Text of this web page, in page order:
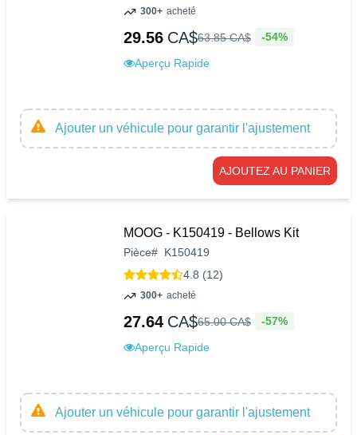
300+ acheté
29.56 CA$63.85CA$ -54%
Aperçu Rapide
Ajouter un véhicule pour garantir l'ajustement
AJOUTEZ AU PANIER
MOOG - K150419 - Bellows Kit
Pièce# K150419
4.8 (12)
300+ acheté
27.64 CA$65.00CA$ -57%
Aperçu Rapide
Ajouter un véhicule pour garantir l'ajustement